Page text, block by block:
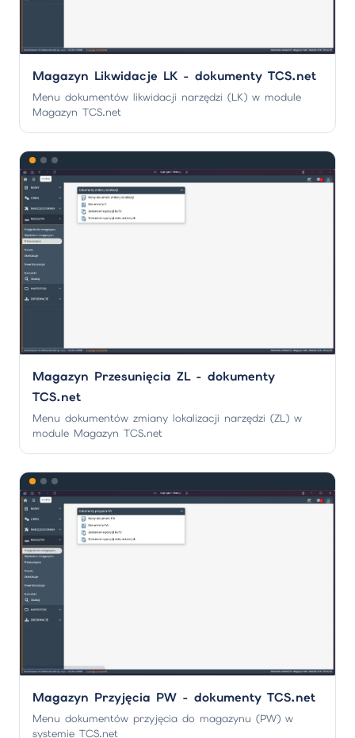
Magazyn Likwidacje LK - dokumenty TCS.net
Menu dokumentów likwidacji narzędzi (LK) w module
Magazyn TCS.net
Magazyn Przesunięcia ZL - dokumenty
TCS.net
Menu dokumentów zmiany lokalizacji narzędzi (ZL) w
module Magazyn TCS.net
Magazyn Przyjęcia PW - dokumenty TCS.net
Menu dokumentów przyjęcia do magazynu (PW) w
systemie TCS.net